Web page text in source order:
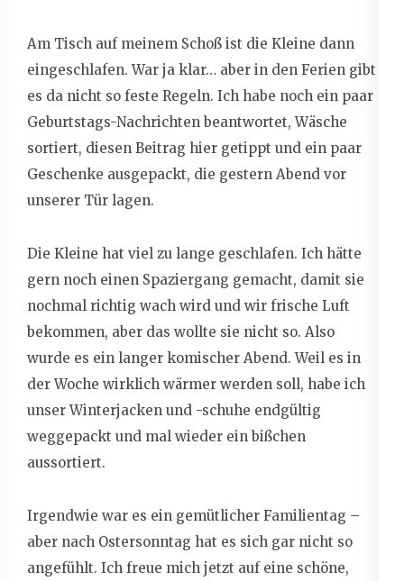
Am Tisch auf meinem Schoß ist die Kleine dann
eingeschlafen. War ja klar… aber in den Ferien gibt
es da nicht so feste Regeln. Ich habe noch ein paar
Geburtstags-Nachrichten beantwortet, Wäsche
sortiert, diesen Beitrag hier getippt und ein paar
Geschenke ausgepackt, die gestern Abend vor
unserer Tür lagen.
Die Kleine hat viel zu lange geschlafen. Ich hätte
gern noch einen Spaziergang gemacht, damit sie
nochmal richtig wach wird und wir frische Luft
bekommen, aber das wollte sie nicht so. Also
wurde es ein langer komischer Abend. Weil es in
der Woche wirklich wärmer werden soll, habe ich
unser Winterjacken und -schuhe endgültig
weggepackt und mal wieder ein bißchen
aussortiert.
Irgendwie war es ein gemütlicher Familientag –
aber nach Ostersonntag hat es sich gar nicht so
angefühlt. Ich freue mich jetzt auf eine schöne,